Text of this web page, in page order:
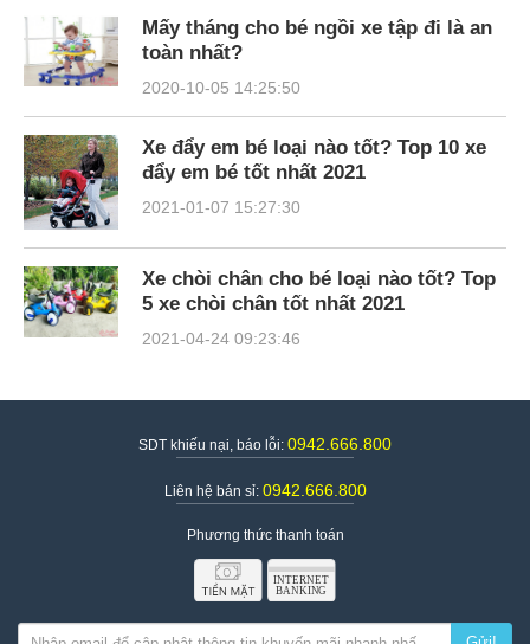
Mấy tháng cho bé ngồi xe tập đi là an
toàn nhất?
2020-10-05 14:25:50
Xe đẩy em bé loại nào tốt? Top 10 xe
đẩy em bé tốt nhất 2021
2021-01-07 15:27:30
Xe chòi chân cho bé loại nào tốt? Top
5 xe chòi chân tốt nhất 2021
2021-04-24 09:23:46
SDT khiếu nại, báo lỗi: 0942.666.800
Liên hệ bán sỉ: 0942.666.800
Phương thức thanh toán